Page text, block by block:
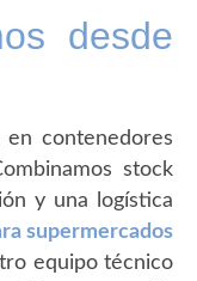
desde
en contenedores
stock
y una logística
supermercados
equipo técnico